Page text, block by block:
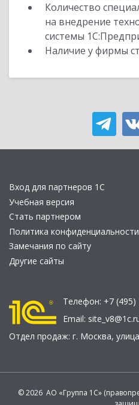
Количество
на внедрение
системы
Наличие у фирмы
Вход для партнеров 1С
Учебная версия
Стать партнером
Политика конфиденциальности
Замечания по сайту
Другие сайты
Телефон: +7 (495)
Email:
Отдел продаж: г. Москва,
© 2026 АО «Группа 1С»